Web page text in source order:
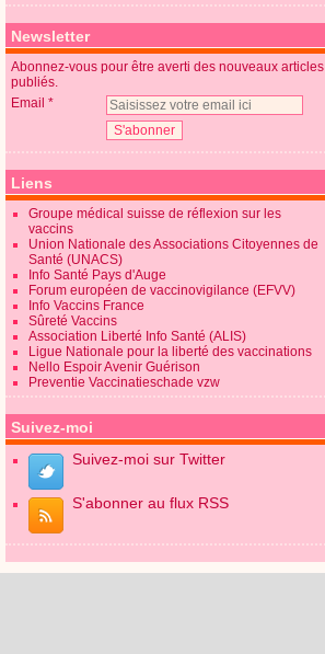
Newsletter
Abonnez-vous pour être averti des nouveaux articles
publiés.
Email
Liens
Groupe médical suisse de réflexion sur les
vaccins
Union Nationale des Associations Citoyennes de
Santé (UNACS)
Info Santé Pays d'Auge
Forum européen de vaccinovigilance (EFVV)
Info Vaccins France
Sûreté Vaccins
Association Liberté Info Santé (ALIS)
Ligue Nationale pour la liberté des vaccinations
Nello Espoir Avenir Guérison
Preventie Vaccinatieschade vzw
Suivez-moi
Suivez-moi sur Twitter
S'abonner au flux RSS